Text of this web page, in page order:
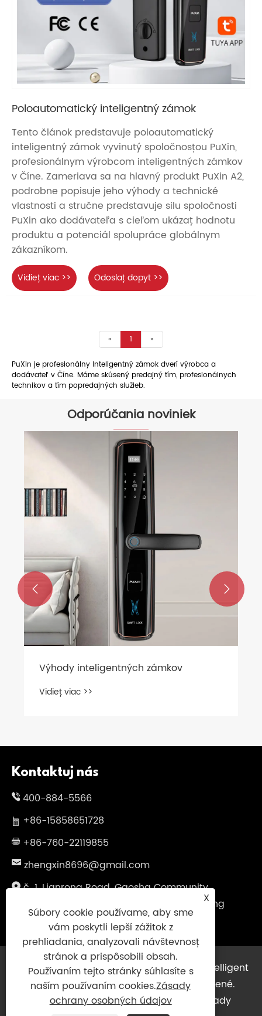
Poloautomatický inteligentný zámok
Tento článok predstavuje poloautomatický
inteligentný zámok vyvinutý spoločnosťou PuXin,
profesionálnym výrobcom inteligentných zámkov
v Číne. Zameriava sa na hlavný produkt PuXin A2,
podrobne popisuje jeho výhody a technické
vlastnosti a stručne predstavuje silu spoločnosti
PuXin ako dodávateľa s cieľom ukázať hodnotu
produktu a potenciál spolupráce globálnym
zákazníkom.
Vidieť viac >> Odoslať dopyt >>
« 1 »
PuXin je profesionálny Inteligentný zámok dverí výrobca a
dodávateľ v Číne. Máme skúsený predajný tím, profesionálnych
technikov a tím popredajných služieb.
Odporúčania noviniek
Výhody inteligentných zámkov
Vidieť viac >>
 
Kontaktuj nás
400-884-5566
+86-15858651728
+86-760-22119855
zhengxin8696@gmail.com
č. 1, Lianrong Road, Gaosha Community,
Xiaolan Town, Zhongshan City, Guangdong
Province, Čína
Copyright © 2025 Guangdong Zhengxin Intelligent
Technology Co., Ltd. Všetky práva vyhradené.
Links|Sitemap|RSS|XML
Zásady
X
Súbory cookie používame, aby sme
vám poskytli lepší zážitok z
prehliadania, analyzovali návštevnosť
stránok a prispôsobili obsah.
Používaním tejto stránky súhlasíte s
naším používaním cookies.Zásady
ochrany osobných údajov